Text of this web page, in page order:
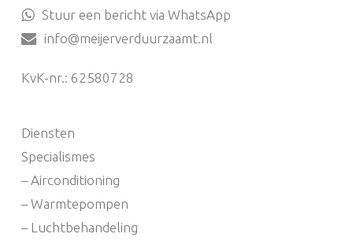
Stuur een bericht via WhatsApp
info@meijerverduurzaamt.nl
KvK-nr.: 62580728
Diensten
Specialismes
– Airconditioning
– Warmtepompen
– Luchtbehandeling